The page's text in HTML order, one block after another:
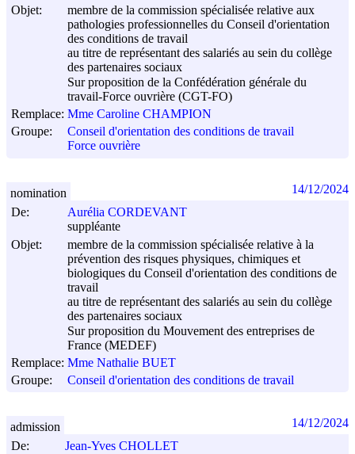
Objet:
membre de la commission spécialisée relative aux
pathologies professionnelles du Conseil d'orientation
des conditions de travail
au titre de représentant des salariés au sein du collège
des partenaires sociaux
Sur proposition de la Confédération générale du
travail-Force ouvrière (CGT-FO)
Remplace: Mme Caroline CHAMPION
Groupe:
Conseil d'orientation des conditions de travail
Force ouvrière
De:
Aurélia CORDEVANT
suppléante
Objet:
membre de la commission spécialisée relative à la
prévention des risques physiques, chimiques et
biologiques du Conseil d'orientation des conditions de
travail
au titre de représentant des salariés au sein du collège
des partenaires sociaux
Sur proposition du Mouvement des entreprises de
France (MEDEF)
Remplace: Mme Nathalie BUET
Groupe:
Conseil d'orientation des conditions de travail
nomination 14/12/2024
De:
Jean-Yves CHOLLET
admission 14/12/2024